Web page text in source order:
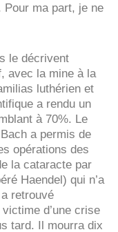
ma part, je ne
le décrivent
avec la mine à la
luthérien et
a rendu un
à 70%. Le
a permis de
opérations des
la cataracte par
Haendel) qui n’a
retrouvé
d’une crise
tard. Il mourra dix